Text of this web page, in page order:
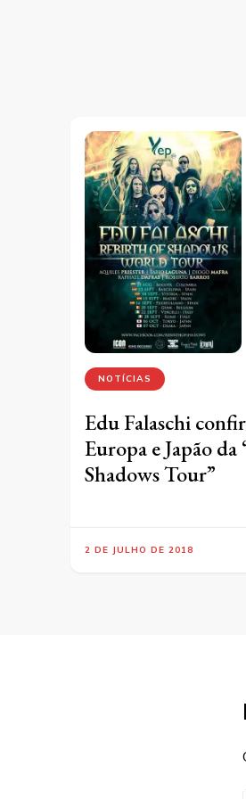
NOTÍCIAS
Edu Falaschi
Europa e Japão
Shadows Tour”
2 DE JULHO DE 2018